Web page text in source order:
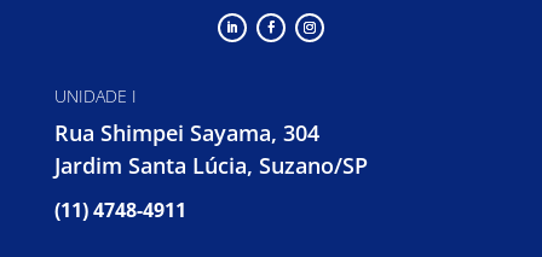
UNIDADE I
Rua Shimpei Sayama, 304
Jardim Santa Lúcia, Suzano/SP
(11) 4748-4911